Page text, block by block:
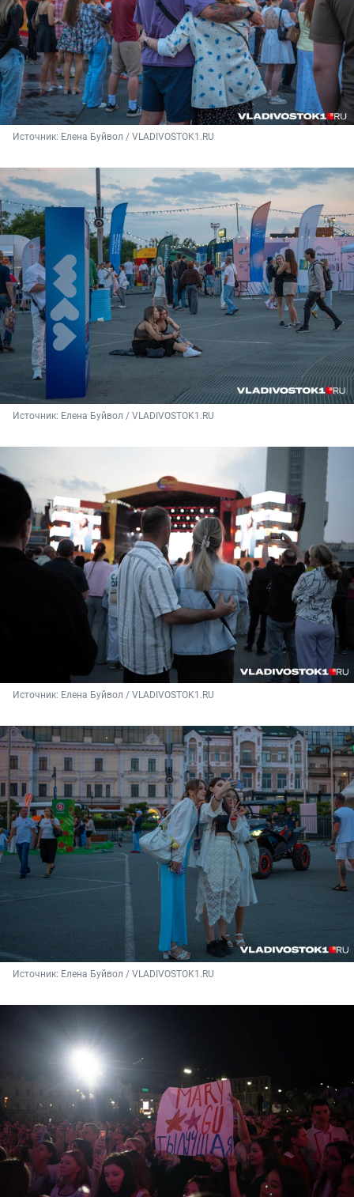
Источник: Елена Буйвол / VLADIVOSTOK1.RU
Источник: Елена Буйвол / VLADIVOSTOK1.RU
Источник: Елена Буйвол / VLADIVOSTOK1.RU
Источник: Елена Буйвол / VLADIVOSTOK1.RU